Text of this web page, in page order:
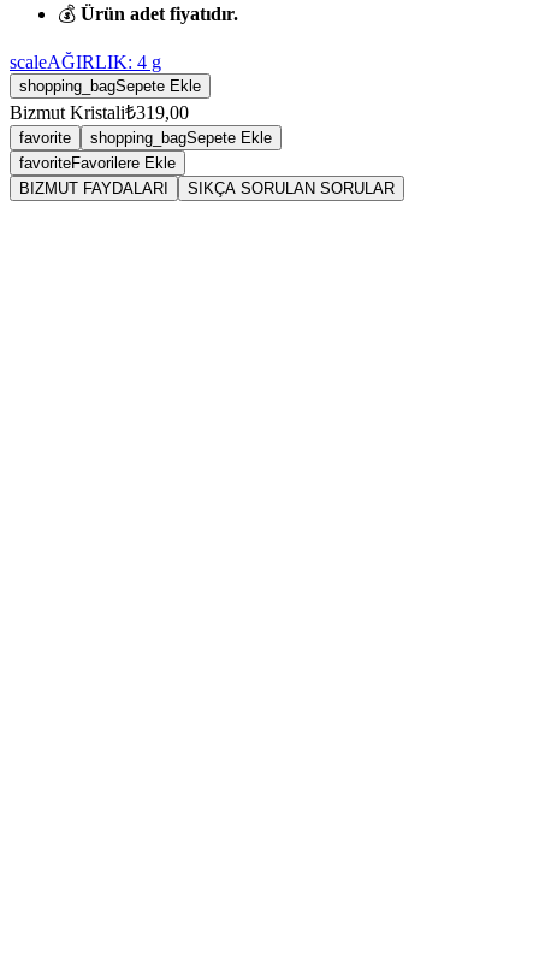
💰 Ürün adet fiyatıdır.
scaleAĞIRLIK: 4 g
shopping_bagSepete Ekle
Bizmut Kristali₺319,00
favorite shopping_bagSepete Ekle
favoriteFavorilere Ekle
BIZMUT FAYDALARI
SIKÇA SORULAN SORULAR